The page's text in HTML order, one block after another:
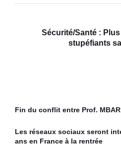
Sécurité/Santé :
stupéfiants
Fin du conflit entre Prof.
Les réseaux sociaux seront
ans en France à la rentrée